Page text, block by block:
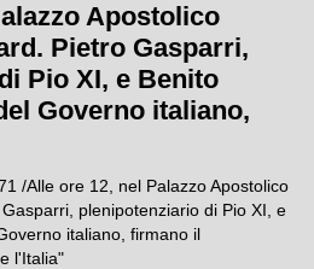
Apostolico
Pietro Gasparri,
Pio XI, e Benito
Governo italiano,
/Alle ore 12, nel Palazzo Apostolico
plenipotenziario di Pio XI, e
italiano, firmano il
l'Italia"